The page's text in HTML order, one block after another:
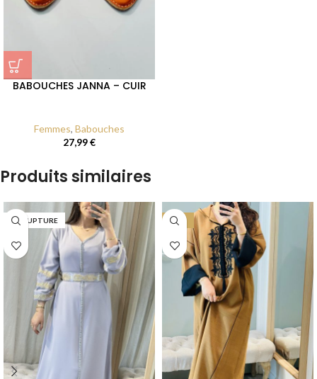
BABOUCHES JANNA – CUIR
Femmes, Babouches
27,99€
Produits similaires
EN RUPTURE -27%